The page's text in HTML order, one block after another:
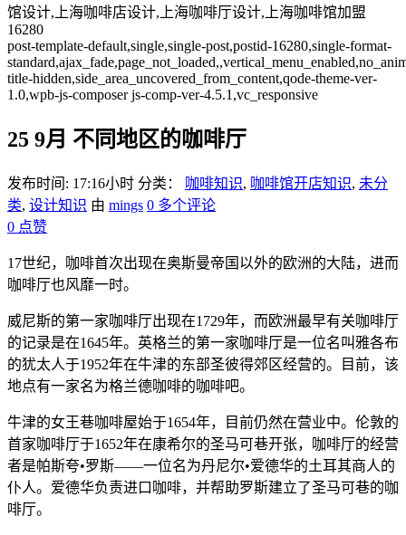
馆设计,上海咖啡店设计,上海咖啡厅设计,上海咖啡馆加盟
16280
post-template-default,single,single-post,postid-16280,single-format-
title-hidden,side_area_uncovered_from_content,qode-theme-ver-
1.0,wpb-js-composer js-comp-ver-4.5.1,vc_responsive
25 9月 不同地区的咖啡厅
发布时间: 17:16小时 分类： 咖啡知识, 咖啡馆开店知识, 未分
类, 设计知识 由 mings 0 多个评论
0 点赞
17世纪，咖啡首次出现在奥斯曼帝国以外的欧洲的大陆，进而
咖啡厅也风靡一时。
威尼斯的第一家咖啡厅出现在1729年，而欧洲最早有关咖啡厅
的记录是在1645年。英格兰的第一家咖啡厅是一位名叫雅各布
的犹太人于1952年在牛津的东部圣彼得郊区经营的。目前，该
地点有一家名为格兰德咖啡的咖啡吧。
牛津的女王巷咖啡屋始于1654年，目前仍然在营业中。伦敦的
首家咖啡厅于1652年在康希尔的圣马可巷开张，咖啡厅的经营
者是帕斯夸•罗斯——一位名为丹尼尔•爱德华的土耳其商人的
仆人。爱德华负责进口咖啡，并帮助罗斯建立了圣马可巷的咖
啡厅。